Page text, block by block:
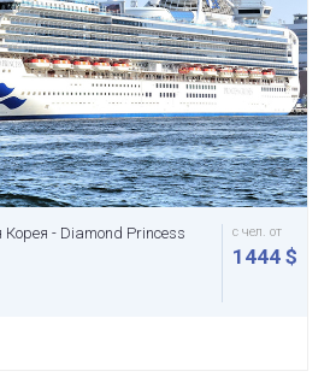
- Diamond Princess с чел. от
1444 $